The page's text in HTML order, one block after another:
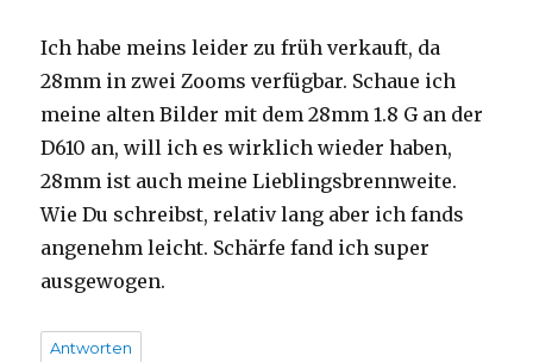
Ich habe meins leider zu früh verkauft, da
28mm in zwei Zooms verfügbar. Schaue ich
meine alten Bilder mit dem 28mm 1.8 G an der
D610 an, will ich es wirklich wieder haben,
28mm ist auch meine Lieblingsbrennweite.
Wie Du schreibst, relativ lang aber ich fands
angenehm leicht. Schärfe fand ich super
ausgewogen.
Antworten